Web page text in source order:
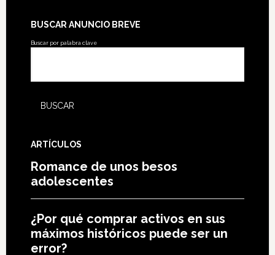
BUSCAR ANUNCIO BREVE
Buscar por palabra clave
ARTÍCULOS
Romance de unos besos
adolescentes
¿Por qué comprar activos en sus
máximos históricos puede ser un
error?